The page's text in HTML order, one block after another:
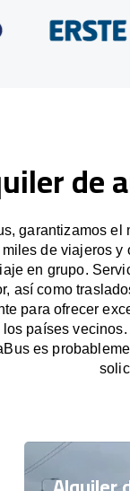
de
garantizamos el
de viajeros y
en grupo.
así como
para ofrecer
países
es